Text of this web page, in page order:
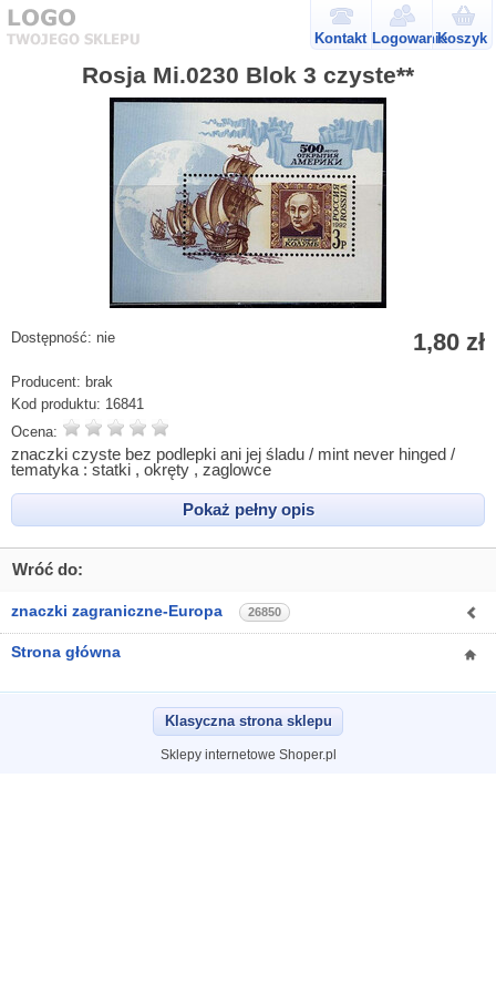
Kontakt LogowanieKoszyk
Rosja Mi.0230 Blok 3 czyste**
1,80 zł
Dostępność: nie
Producent: brak
Kod produktu: 16841
Ocena:
znaczki czyste bez podlepki ani jej śladu / mint never hinged /
tematyka : statki , okręty , zaglowce
Pokaż pełny opis
Wróć do:
znaczki zagraniczne-Europa 26850
Strona główna
Klasyczna strona sklepu
Sklepy internetowe Shoper.pl